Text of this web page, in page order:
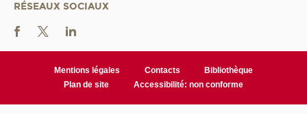
RÉSEAUX SOCIAUX
Mentions légales Contacts
Bibliothèque
Plan de site
Accessibilité: non conforme